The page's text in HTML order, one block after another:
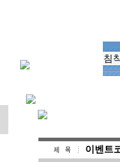
침
이벤트